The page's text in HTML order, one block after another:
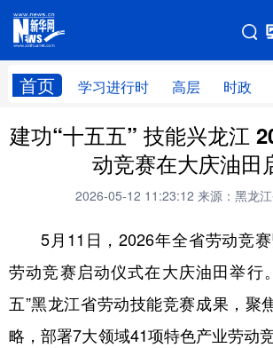
首页 学习进行时 高层 时政
网站地图
学习进行时 高层 时政
财经 网评
全球连线
科技 科普 体育
健康 军事 访谈
建功“十五五” 技能兴龙江
动竞赛在大庆油田
2026-05-12 11:23:12 来源：黑龙
5月11日，2026年全省劳动竞赛
劳动竞赛启动仪式在大庆油田举行
五”黑龙江省劳动技能竞赛成果，聚
略，部署7大领域41项特色产业劳动